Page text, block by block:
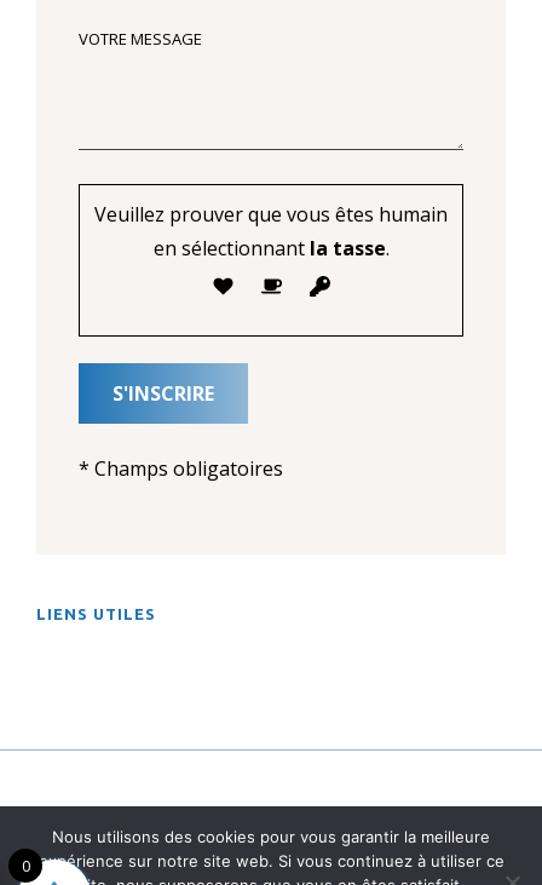
VOTRE MESSAGE
Veuillez prouver que vous êtes humain
en sélectionnantla tasse.
* Champs obligatoires
LIENS UTILES
mail FacebookYouTube
0
Nous utilisons des cookies pour vous garantir la meilleure
expérience sur notre site web. Si vous continuez à utiliser ce